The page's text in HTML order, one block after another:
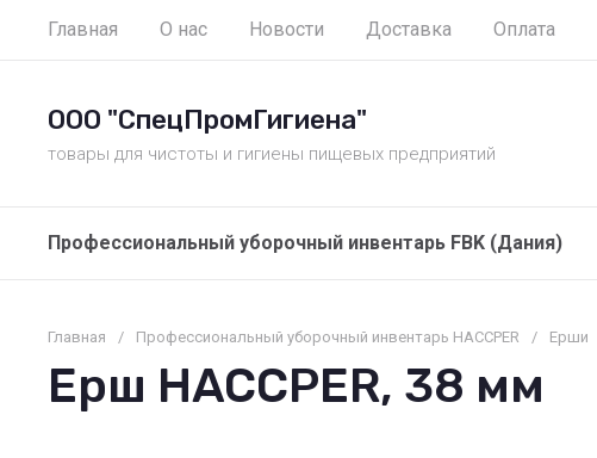
Главная О нас Новости Доставка Оплата
ООО "СпецПромГигиена"
товары для чистоты и гигиены пищевых предприятий
Профессиональный уборочный инвентарь FBK (Дания)
Главная / Профессиональный уборочный инвентарь HACCPER / Ерши
Ерш HACCPER, 38 мм